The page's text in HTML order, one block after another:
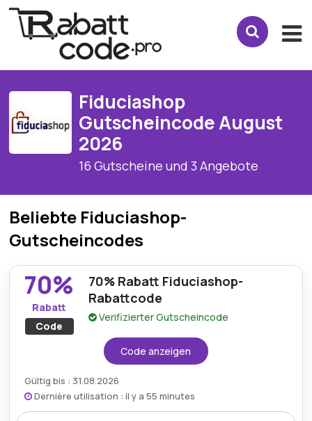
Fiduciashop
Gutscheincode August
2026
16 Gutscheine und 3 Angebote
Beliebte Fiduciashop-
Gutscheincodes
70%
Rabatt
Code
70% Rabatt Fiduciashop-
Rabattcode
Verifizierter Gutscheincode
Code anzeigen
Gültig bis : 31.08.2026
Dernière utilisation : il y a 55 minutes